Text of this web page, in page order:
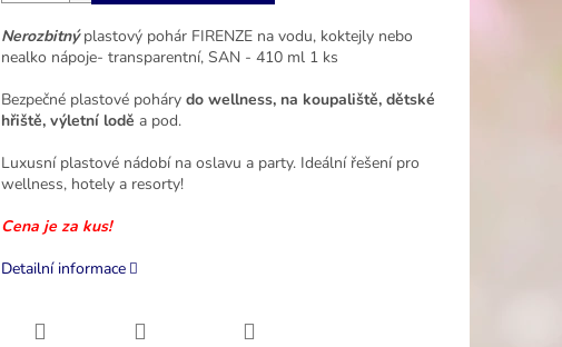
Nerozbitný plastový pohár FIRENZE na vodu, koktejly nebo
nealko nápoje- transparentní, SAN - 410 ml 1 ks
Bezpečné plastové poháry do wellness, na koupaliště, dětské
hřiště, výletní lodě a pod.
Luxusní plastové nádobí na oslavu a party. Ideální řešení pro
wellness, hotely a resorty!
Cena je za kus!
Detailní informace